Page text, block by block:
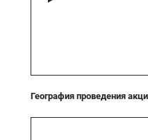
География проведения